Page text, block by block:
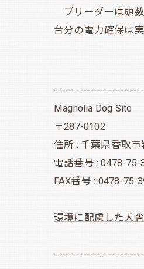
ブリーダーは頭数
台分の電力確保は
Magnolia Dog Site
〒287-0102
住所 : 千葉県香取市
電話番号 : 0478-75-
FAX番号 : 0478-75-
環境に配慮した犬